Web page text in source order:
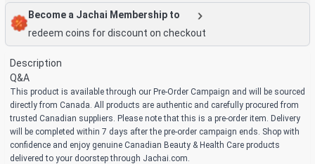
Become a Jachai Membership to
redeem coins for discount on checkout
Description
Q&A
This product is available through our Pre-Order Campaign and will be sourced
directly from Canada. All products are authentic and carefully procured from
trusted Canadian suppliers. Please note that this is a pre-order item. Delivery
will be completed within 7 days after the pre-order campaign ends. Shop with
confidence and enjoy genuine Canadian Beauty & Health Care products
delivered to your doorstep through Jachai.com.